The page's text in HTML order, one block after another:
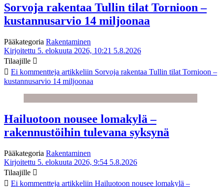
Sorvoja rakentaa Tullin tilat Tornioon –
kustannusarvio 14 miljoonaa
Pääkategoria Rakentaminen
Kirjoitettu 5. elokuuta 2026, 10:21 5.8.2026
Tilaajille
Ei kommentteja artikkeliin Sorvoja rakentaa Tullin tilat Tornioon –
kustannusarvio 14 miljoonaa
Hailuotoon nousee lomakylä –
rakennustöihin tulevana syksynä
Pääkategoria Rakentaminen
Kirjoitettu 5. elokuuta 2026, 9:54 5.8.2026
Tilaajille
Ei kommentteja artikkeliin Hailuotoon nousee lomakylä –